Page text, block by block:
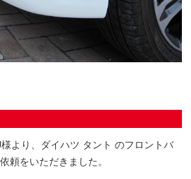
より、ダイハツ タント のフロントバ
頼をいただきました。